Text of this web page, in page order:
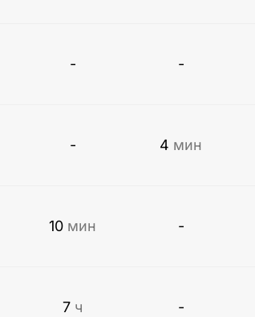
- -
- 4 мин
10 мин -
7 ч -